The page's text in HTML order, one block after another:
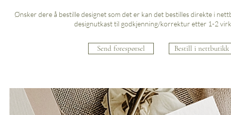
Ønsker dere å bestille designet som det er kan det bestilles direkte i
designutkast til godkjenning/korrektur etter 1-2
Send forespørsel Bestill i nettbutikk